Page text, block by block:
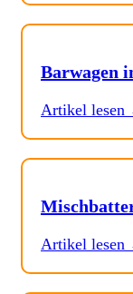
Barwagen
Artikel lesen
Artikel lesen